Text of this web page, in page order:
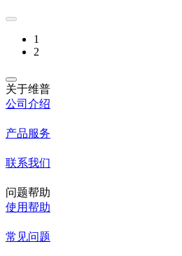
1
2
关于维普
公司介绍
产品服务
联系我们
问题帮助
使用帮助
常见问题